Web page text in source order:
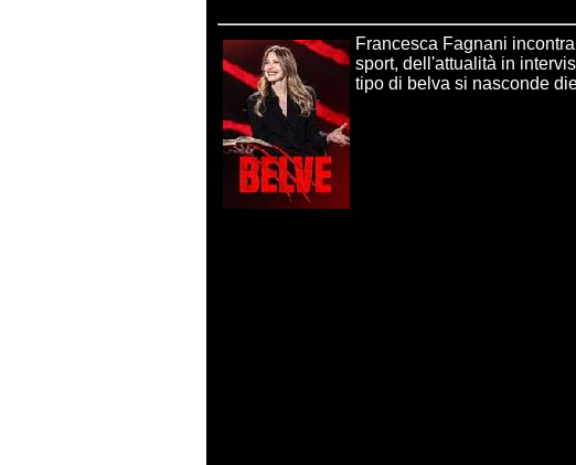
Francesca Fagnani
sport, dell'attualità in
tipo di belva si nasconde